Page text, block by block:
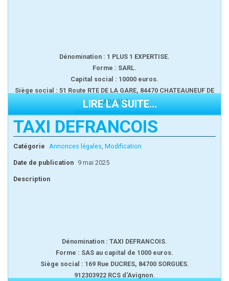
Dénomination : 1 PLUS 1 EXPERTISE.
Forme : SARL.
Capital social : 10000 euros.
Siège social : 51 Route RTE DE LA GARE, 84470 CHATEAUNEUF DE
GADAGNE.
502299696 RCS d'Avignon.
TRANSFERT DE SIÈGE SOCIAL
Aux termes de l'assemblée générale extraordinaire en date du 27
septembre 2024, les associés ont décidé de transférer le siège social
à 104 CHEMIN DE VOULONGUE, 84470 Chateauneuf de Gadagne.
LIRE LA SUITE...
TAXI DEFRANCOIS
Catégorie Annonces légales, Modification
Date de publication 9 mai 2025
Description
Dénomination : TAXI DEFRANCOIS.
Forme : SAS au capital de 1000 euros.
Siège social : 169 Rue DUCRES, 84700 SORGUES.
912303922 RCS d'Avignon.